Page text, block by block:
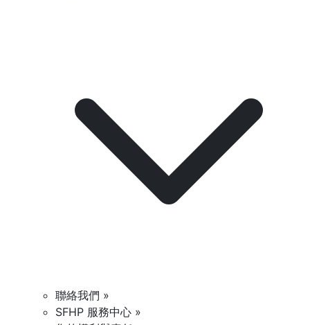
聯絡我們 »
SFHP 服務中心 »